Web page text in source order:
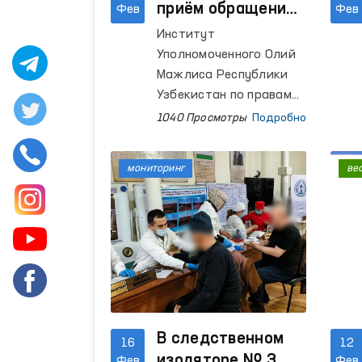
Фев
приём обращений
граждан
Институт
Уполномоченного Олий
Мажлиса Республики
Узбекистан по правам
человека (омбудсмана)
проведение приёма
граждан.
1040 Просмотры Подробно
Фев
16
В следственном
мониторинг
12